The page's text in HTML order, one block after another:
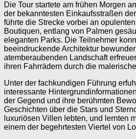
Die Tour startete am frühen Morgen
der bekanntesten Einkaufsstraßen
führte die Strecke vorbei an
Boutiquen, entlang von Palmen
eleganten Parks. Die Teilnehmer
beeindruckende Architektur
atemberaubenden Landschaft
ihren Fahrrädern durch die
Unter der fachkundigen Führung
interessante
der Gegend und ihre berühmten
Geschichten über die Stars und
luxuriösen Villen lebten, und lernten
einem der begehrtesten Viertel von